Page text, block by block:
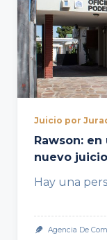
Juicio por
Rawson:
nuevo
Hay una
Agencia De